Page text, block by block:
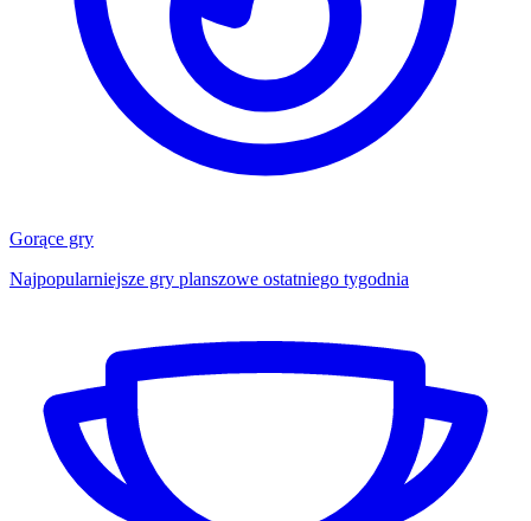
Gorące gry
Najpopularniejsze gry planszowe ostatniego tygodnia